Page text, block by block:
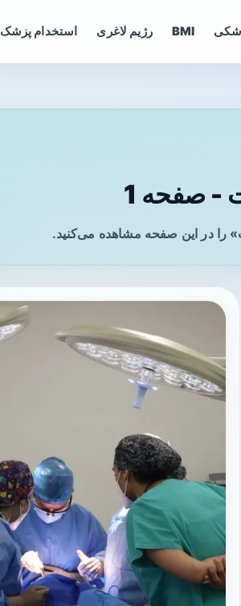
BMI رژیم لاغری استخدام پزشک
صفحه 1
را در این صفحه مشاهده می‌کنید.